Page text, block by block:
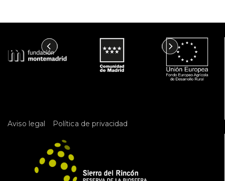
Aviso legal Política de privacidad